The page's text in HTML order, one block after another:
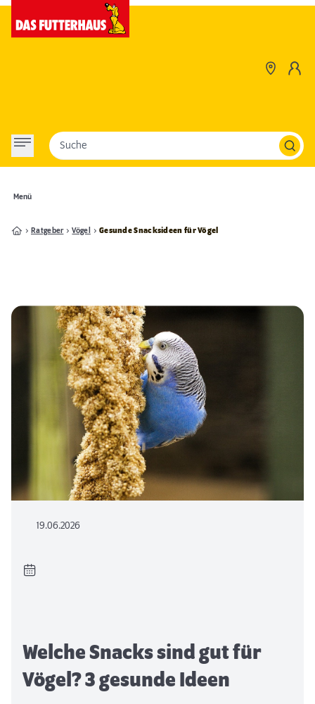
Menü
Suche
Ratgeber Vögel Gesunde Snacksideen für Vögel
19.06.2026
Welche Snacks sind gut für
Vögel? 3 gesunde Ideen